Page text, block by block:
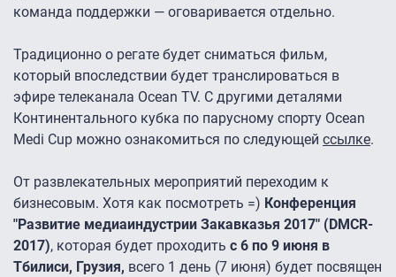
команда поддержки — оговаривается отдельно.
Традиционно о регате будет сниматься фильм,
который впоследствии будет транслироваться в
эфире телеканала Ocean TV. С другими деталями
Континентального кубка по парусному спорту Ocean
Medi Cup можно ознакомиться по следующей ссылке.
От развлекательных мероприятий переходим к
бизнесовым. Хотя как посмотреть =) Конференция
"Развитие медиаиндустрии Закавказья 2017" (DMCR-
2017), которая будет проходить с 6 по 9 июня в
Тбилиси, Грузия, всего 1 день (7 июня) будет посвящен